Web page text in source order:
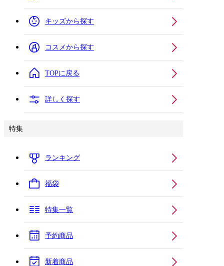
キッズから探す
コスメから探す
TOPに戻る
詳しく探す
特集
ランキング
福袋
特集一覧
予約商品
新着商品